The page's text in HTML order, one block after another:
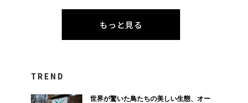
もっと見る
TREND
世界が驚いた鳥たちの美しい生態、オー